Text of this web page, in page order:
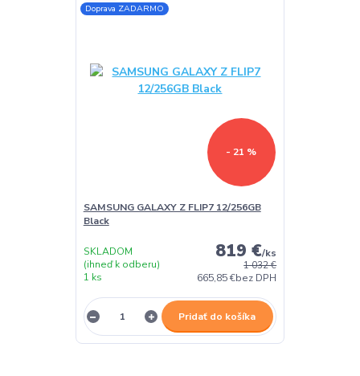
Doprava ZADARMO
- 21 %
SAMSUNG GALAXY Z FLIP7 12/256GB
Black
1 032 €
819 €/ks
665,85 €bez DPH
SKLADOM
(ihneď k odberu)
1 ks
Pridať do košíka